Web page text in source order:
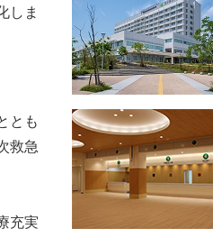
しま
とも
救急
充実